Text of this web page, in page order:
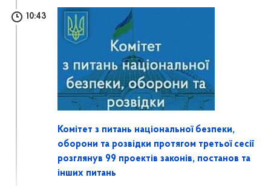
10:43
Комітет з питань національної безпеки,
оборони та розвідки протягом третьої сесії
розглянув 99 проектів законів, постанов та
інших питань